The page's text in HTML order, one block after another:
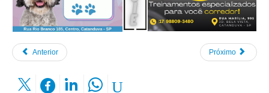
Anterior Próximo